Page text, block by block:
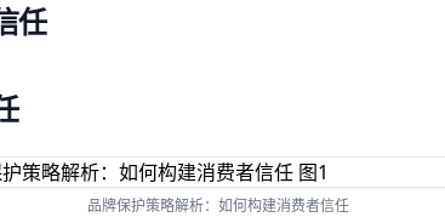
任
品牌保护策略解析：如何构建消费者信任